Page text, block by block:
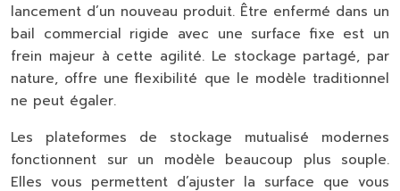
lancement d’un nouveau produit. Être enfermé dans un
bail commercial rigide avec une surface fixe est un
frein majeur à cette agilité. Le stockage partagé, par
nature, offre une flexibilité que le modèle traditionnel
ne peut égaler.
Les plateformes de stockage mutualisé modernes
fonctionnent sur un modèle beaucoup plus souple.
Elles vous permettent d’ajuster la surface que vous